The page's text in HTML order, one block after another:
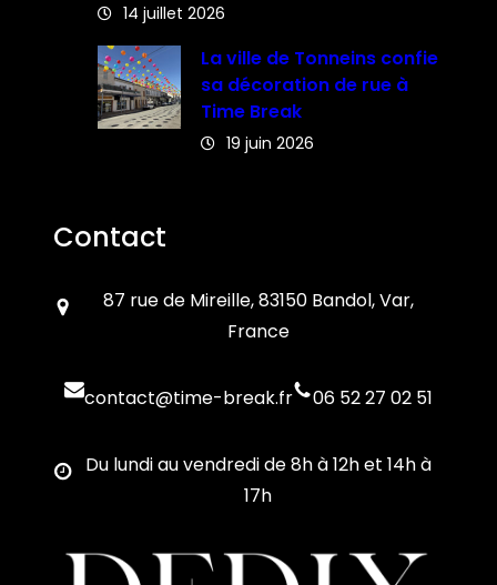
14 juillet 2026
La ville de Tonneins confie
sa décoration de rue à
Time Break
19 juin 2026
Contact
87 rue de Mireille, 83150 Bandol, Var,
France
contact@time-break.fr 06 52 27 02 51
Du lundi au vendredi de 8h à 12h et 14h à
17h